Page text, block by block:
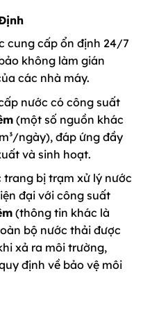
cung cấp ổn định 24/7
không làm gián
các nhà máy.
nước có công suất
(một số nguồn khác
ngày), đáp ứng đầy
và sinh hoạt.
trang bị trạm xử lý nước
đại với công suất
(thông tin khác là
bộ nước thải được
xả ra môi trường,
định về bảo vệ môi